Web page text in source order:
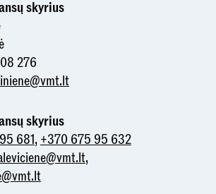
skyrius
276
skyrius
681,+370 675 95 632
,